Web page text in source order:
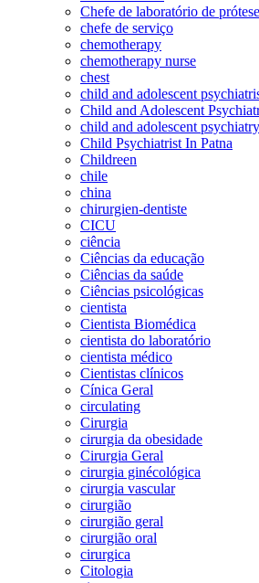
Chefe de laboratório de
chefe de serviço
chemotherapy
chemotherapy nurse
chest
child and adolescent
Child and Adolescent
child and adolescent
Child Psychiatrist In Patna
Childreen
chile
china
chirurgien-dentiste
CICU
ciência
Ciências da educação
Ciências da saúde
Ciências psicológicas
cientista
Cientista Biomédica
cientista do laboratório
cientista médico
Cientistas clínicos
Cínica Geral
circulating
Cirurgia
cirurgia da obesidade
Cirurgia Geral
cirurgia ginécológica
cirurgia vascular
cirurgião
cirurgião geral
cirurgião oral
cirurgica
Citologia